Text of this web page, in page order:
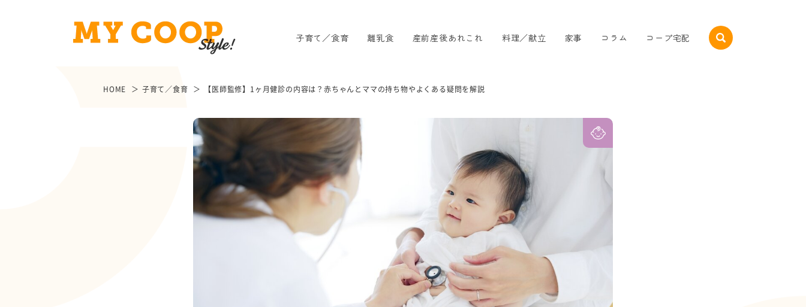
子育て／食育 離乳食 産前産後あれこれ 料理／献立 家事 コラム コープ宅配
HOME 子育て／食育 【医師監修】1ヶ月健診の内容は？赤ちゃんとママの持ち物やよくある疑問を解説